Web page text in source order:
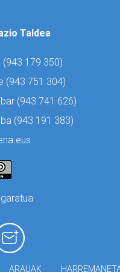
Taldea
(943 179 350)
(943 751 304)
(943 741 626)
(943 191 383)
ARAUAK